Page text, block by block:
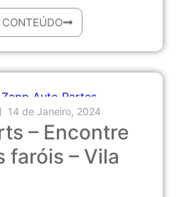
CONTEÚDO
14 de Janeiro, 2024
– Encontre
faróis – Vila